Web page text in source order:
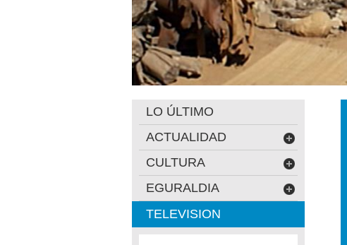
LO ÚLTIMO
ACTUALIDAD
CULTURA
EGURALDIA
TELEVISION